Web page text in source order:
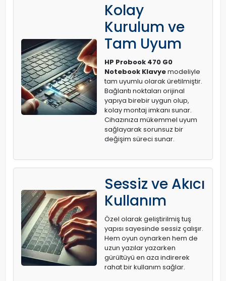
Kolay
Kurulum ve
Tam Uyum
HP Probook 470 G0
Notebook Klavyemodeliyle
tam uyumlu olarak üretilmiştir.
Bağlantı noktaları orijinal
yapıya birebir uygun olup,
kolay montaj imkanı sunar.
Cihazınıza mükemmel uyum
sağlayarak sorunsuz bir
değişim süreci sunar.
Sessiz ve Akıcı
Kullanım
Özel olarak geliştirilmiş tuş
yapısı sayesinde sessiz çalışır.
Hem oyun oynarken hem de
uzun yazılar yazarken
gürültüyü en aza indirerek
rahat bir kullanım sağlar.